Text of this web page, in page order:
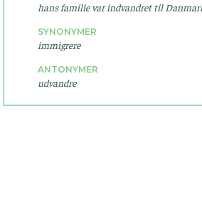
hans familie var indvandret til
SYNONYMER
immigrere
ANTONYMER
udvandre